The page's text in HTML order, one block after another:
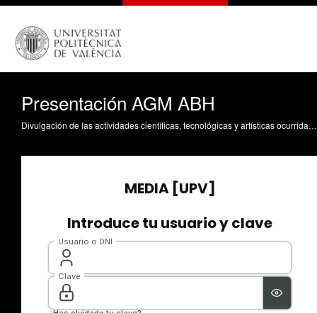
Presentación AGM ABH
Divulgación de las actividades científicas, tecnológicas y artísticas ocurridas en los tres campus de la UPV